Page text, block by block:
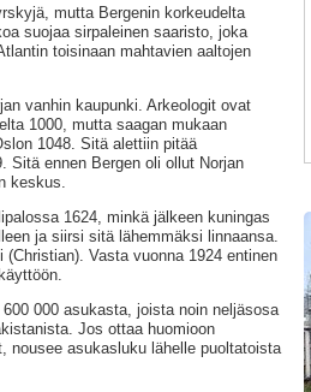
mutta Bergenin korkeudelta
suojaa sirpaleinen saaristo, joka
toisinaan mahtavien aaltojen
vanhin kaupunki. Arkeologit ovat
1000, mutta saagan mukaan
1048. Sitä alettiin pitää
Sitä ennen Bergen oli ollut Norjan
keskus.
1624, minkä jälkeen kuningas
ja siirsi sitä lähemmäksi linnaansa.
Vasta vuonna 1924 entinen
000 asukasta, joista noin neljäsosa
Jos ottaa huomioon
nousee asukasluku lähelle puoltatoista